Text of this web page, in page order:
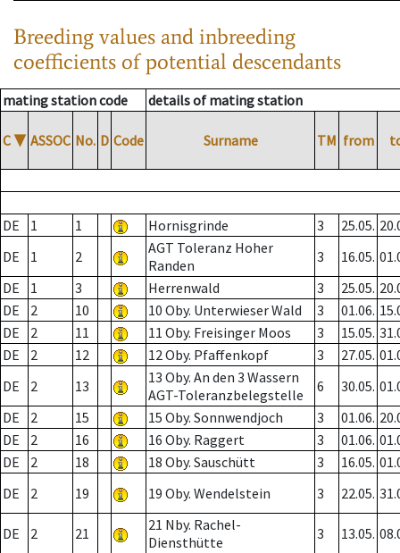
Breeding values and inbreeding
coefficients of potential descendants
mating station code details of mating station
C ▼ ASSOC No. D Code Surname TM from
DE 1 1 Hornisgrinde 3 25.05.
DE
1 2
AGT Toleranz Hoher
Randen
3 16.05.
DE
1 3 Herrenwald 3 25.05.
DE
2 10 10 Oby. Unterwieser Wald 3 01.06.
DE
2 11 11 Oby. Freisinger Moos 3 15.05.
DE
2 12 12 Oby. Pfaffenkopf 3 27.05.
DE
2 13
13 Oby. An den 3 Wassern
AGT-Toleranzbelegstelle
6 30.05.
DE
2 15 15 Oby. Sonnwendjoch 3 01.06.
DE
2 16 16 Oby. Raggert 3 01.06.
DE
2 18 18 Oby. Sauschütt 3 16.05.
DE
2 19 19 Oby. Wendelstein 3 22.05.
DE 2 21
21 Nby. Rachel-
Diensthütte
3 13.05.